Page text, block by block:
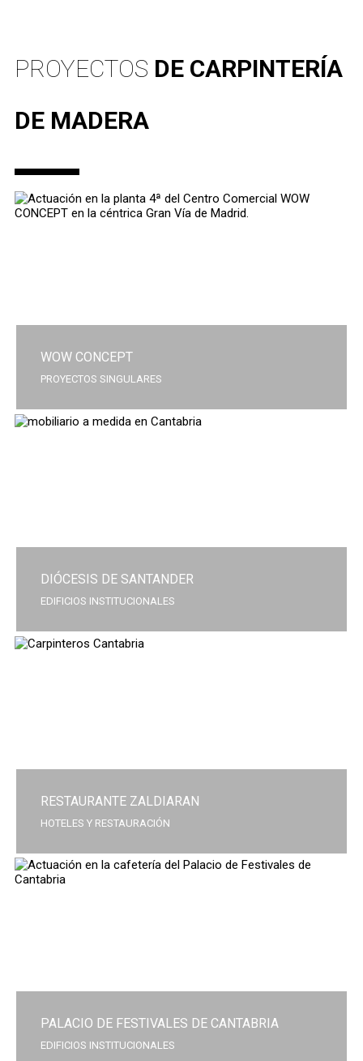
PROYECTOS DE CARPINTERÍA
DE MADERA
WOW CONCEPT
PROYECTOS SINGULARES
DIÓCESIS DE SANTANDER
EDIFICIOS INSTITUCIONALES
RESTAURANTE ZALDIARAN
HOTELES Y RESTAURACIÓN
PALACIO DE FESTIVALES DE CANTABRIA
EDIFICIOS INSTITUCIONALES